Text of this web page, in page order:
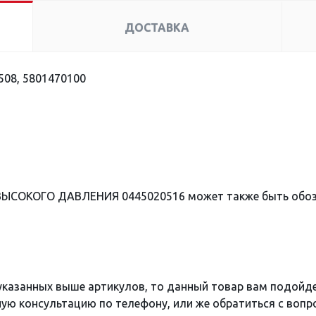
ДОСТАВКА
5801470100
ДАВЛЕНИЯ 0445020516 может также быть
выше артикулов, то данный товар вам
консультацию по телефону, или же обратиться с